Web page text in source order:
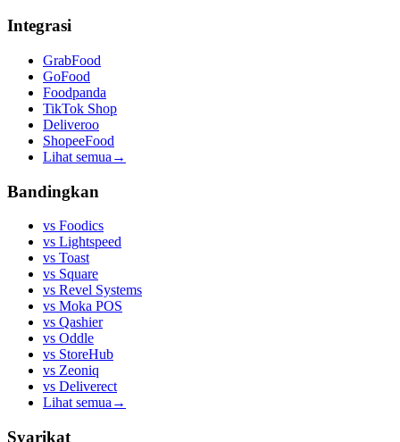
Integrasi
GrabFood
GoFood
Foodpanda
TikTok Shop
Deliveroo
ShopeeFood
Lihat semua →
Bandingkan
vs Foodics
vs Lightspeed
vs Toast
vs Square
vs Revel Systems
vs Moka POS
vs Qashier
vs Oddle
vs StoreHub
vs Zeoniq
vs Deliverect
Lihat semua →
Syarikat